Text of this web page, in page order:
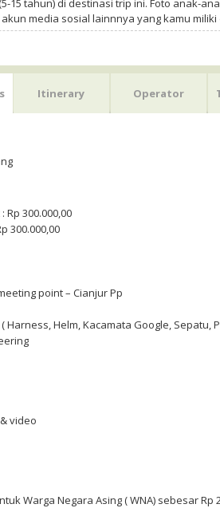
15 tahun) di destinasi trip ini. Foto anak-
media sosial lainnnya yang kamu
Itinerary Operator
Rp 300.000,00
300.000,00
point – Cianjur Pp
Harness, Helm, Kacamata Google, Sepatu,
video
Warga Negara Asing ( WNA) sebesar Rp